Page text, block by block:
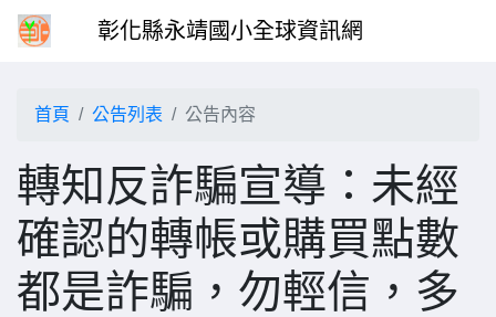
彰化縣永靖國小全球資訊網
首頁 公告列表 公告內容
轉知反詐騙宣導：未經
確認的轉帳或購買點數
都是詐騙，勿輕信，多